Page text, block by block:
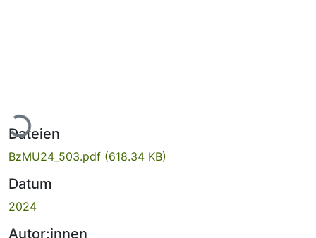
Lade...
Dateien
BzMU24_503.pdf (618.34 KB)
Datum
2024
Autor:innen